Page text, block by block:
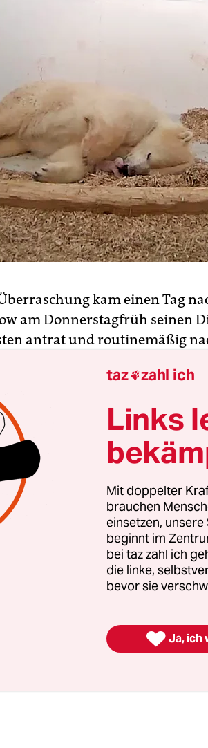
kam einen Tag
am Donnerstagfrüh seinen
antrat und routinemäßig
etwas Kleines, Zartes.
Spekulationen ist
Und das nur rund ein
von Tonjas erstem Nachwuchs,
war im März im Alter
genaue Ursache gibt
taz zahl ich
Links
Mit doppelter
brauchen
einsetzen,
beginnt im
bei taz zahl ich
die linke,
bevor sie
 Ja, ich